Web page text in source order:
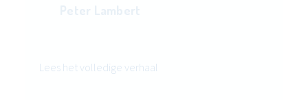
Lees het volledige verhaal